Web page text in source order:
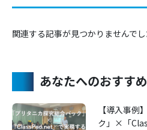
関連する記事が見つかりませんでし
あなたへのおすす
【導入事例
ク」×「